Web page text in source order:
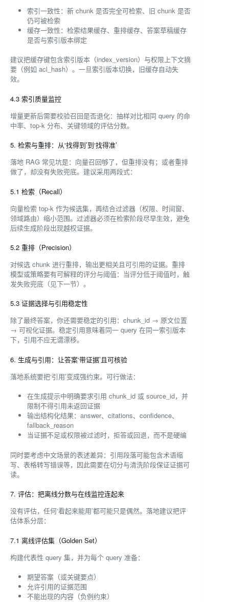
索引一致性：新 chunk 是否完全可检索、旧 chunk 是否
仍可被检索
缓存一致性：检索结果缓存、重排缓存、答案草稿缓存
是否与索引版本绑定
建议把缓存键包含索引版本（index_version）与权限上下文摘
要（例如 acl_hash）。一旦索引版本切换，旧缓存自动失
效。
4.3 索引质量监控
增量更新后需要校验召回是否退化：抽样对比相同 query 的命
中率、top-k 分布、关键领域的评估分数。
5. 检索与重排：从‘找得到’到‘找得准’
落地 RAG 常见坑是：向量召回够了，但重排没有；或者重排
做了，却没有失败兜底。建议采用两段式：
5.1 检索（Recall）
向量检索 top-k 作为候选集，再结合过滤器（权限、时间窗、
领域路由）缩小范围。过滤器必须在检索阶段尽早生效，避免
后续生成阶段出现越权证据。
5.2 重排（Precision）
对候选 chunk 进行重排，输出更相关且可引用的证据。重排
模型或策略要有可解释的评分与阈值：当评分低于阈值时，触
发失败兜底（见下一节）。
5.3 证据选择与引用稳定性
除了最终答案，你还需要稳定的引用：chunk_id → 原文位置
→ 可视化证据。稳定引用意味着同一 query 在同一索引版本
下，引用不应无谓漂移。
6. 生成与引用：让答案‘带证据’且可核验
落地系统要把‘引用’变成强约束。可行做法：
在生成提示中明确要求引用 chunk_id 或 source_id，并
限制不得引用未返回证据
输出结构化结果：answer、citations、confidence、
fallback_reason
当证据不足或权限被过滤时，拒答或回退，而不是硬编
同时要考虑中文场景的表述差异：引用段落可能包含术语缩
写、表格转写错误等，因此需要在切分与清洗阶段保证证据可
读。
7. 评估：把离线分数与在线监控连起来
没有评估，任何‘看起来能用’都可能只是偶然。落地建议把评
估体系分层：
7.1 离线评估集（Golden Set）
构建代表性 query 集，并为每个 query 准备：
期望答案（或关键要点）
允许引用的证据范围
不能出现的内容（负例约束）